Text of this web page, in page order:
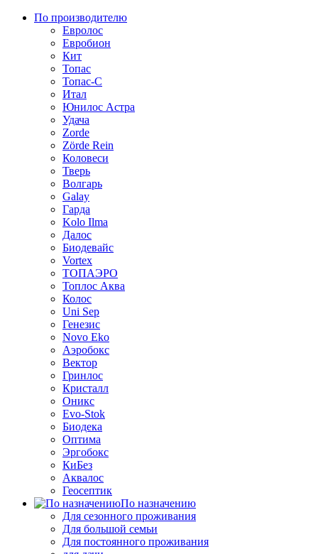
По производителю
Евролос
Евробион
Кит
Топас
Топас-С
Итал
Юнилос Астра
Удача
Zorde
Zörde Rein
Коловеси
Тверь
Волгарь
Galay
Гарда
Kolo Ilma
Далос
Биодевайс
Vortex
ТОПАЭРО
Топлос Аква
Колос
Uni Sep
Генезис
Novo Eko
Аэробокс
Вектор
Гринлос
Кристалл
Оникс
Evo-Stok
Биодека
Оптима
Эргобокс
КиБез
Аквалос
Геосептик
По назначению
Для сезонного проживания
Для большой семьи
Для постоянного проживания